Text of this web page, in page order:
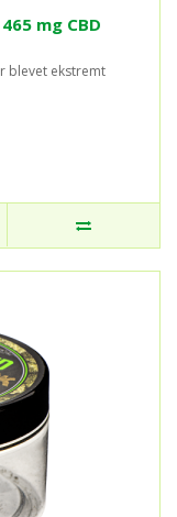
mg CBD
blevet ekstremt